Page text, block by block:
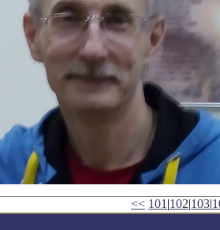
<< 101 |102|103|